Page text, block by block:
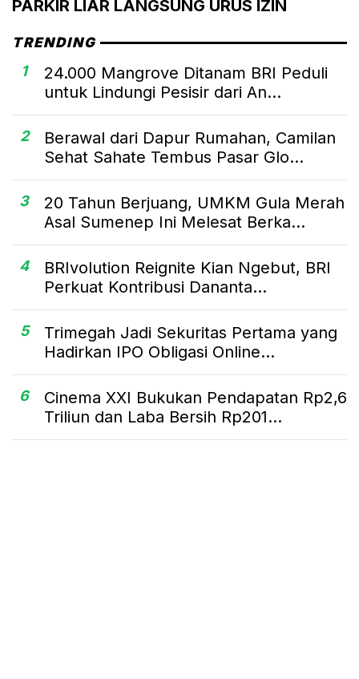
PARKIR LIAR LANGSUNG URUS IZIN
TRENDING
1
24.000 Mangrove Ditanam BRI Peduli
untuk Lindungi Pesisir dari An...
2
Berawal dari Dapur Rumahan, Camilan
Sehat Sahate Tembus Pasar Glo...
3
20 Tahun Berjuang, UMKM Gula Merah
Asal Sumenep Ini Melesat Berka...
4
BRIvolution Reignite Kian Ngebut, BRI
Perkuat Kontribusi Dananta...
5
Trimegah Jadi Sekuritas Pertama yang
Hadirkan IPO Obligasi Online...
6
Cinema XXI Bukukan Pendapatan Rp2,6
Triliun dan Laba Bersih Rp201...